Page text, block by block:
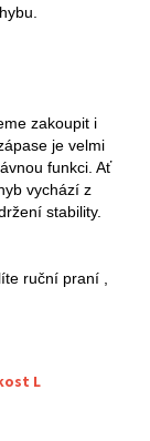
zakoupit i
je velmi
funkci. Ať
vychází z
stability.
ruční praní ,
L